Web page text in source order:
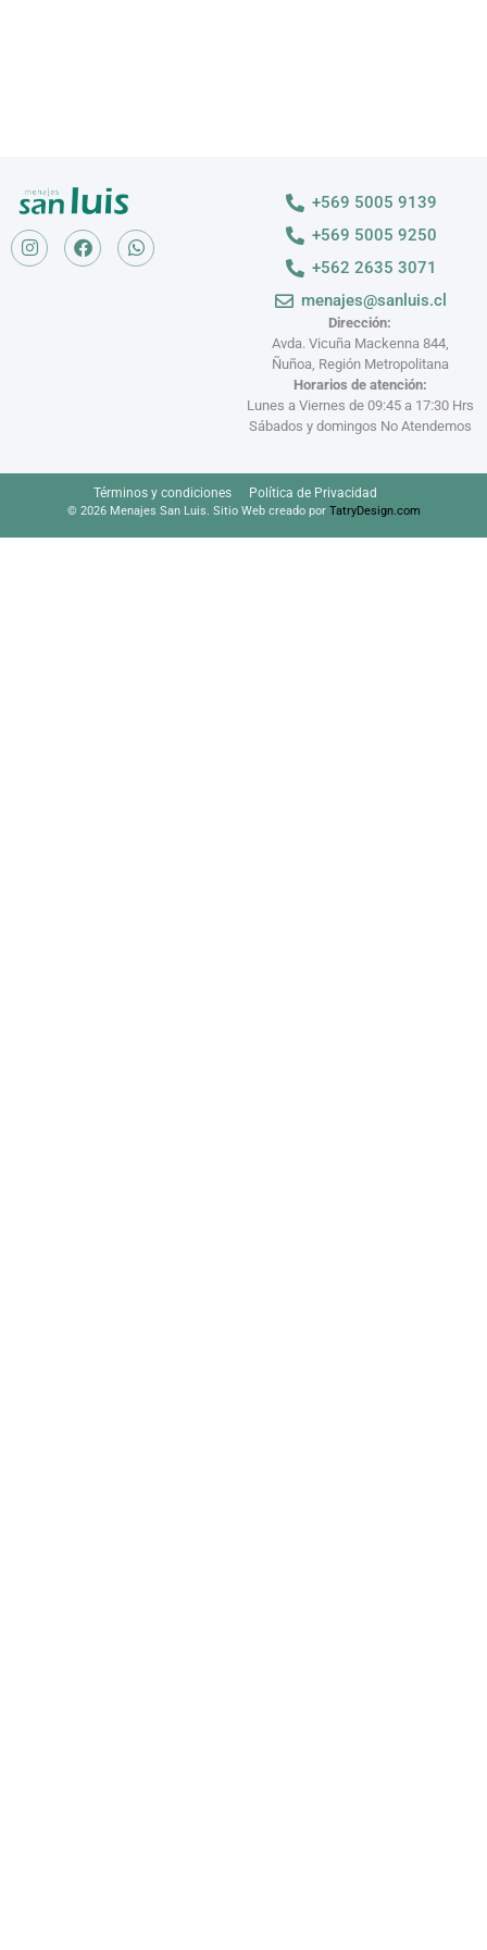
Dirección:
Avda. Vicuña Mackenna 844,
Ñuñoa, Región Metropolitana
Horarios de atención:
Lunes a Viernes de 09:45 a 17:30 Hrs
Sábados y domingos No Atendemos
+569 5005 9139
+569 5005 9250
+562 2635 3071
menajes@sanluis.cl
Términos y condiciones Política de Privacidad
© 2026 Menajes San Luis. Sitio Web creado por TatryDesign.com